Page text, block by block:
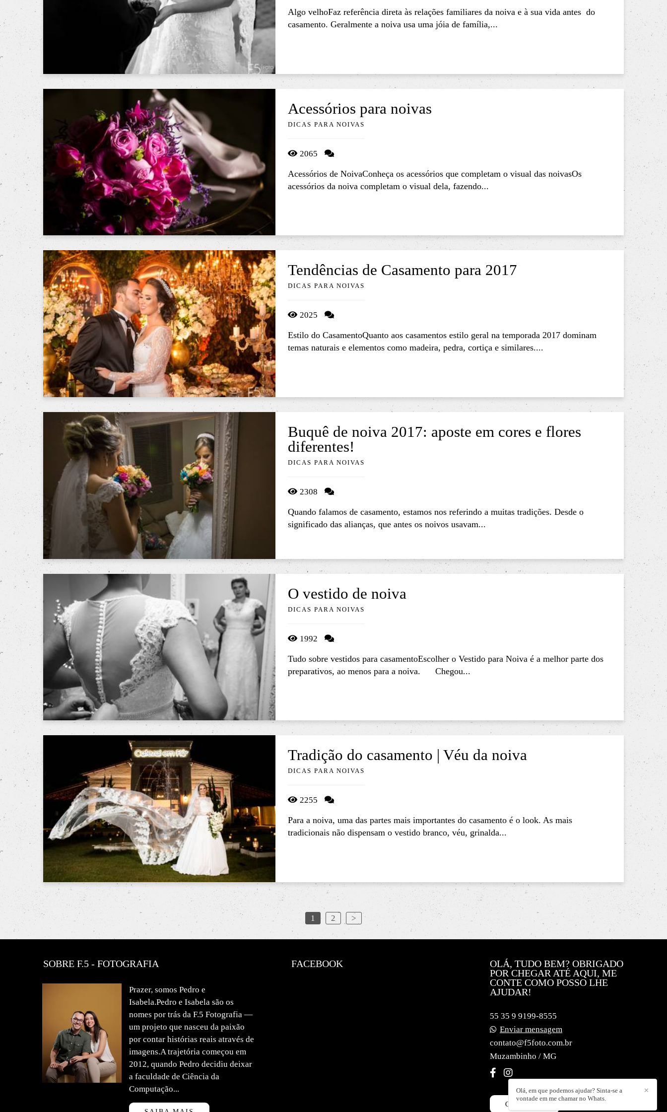
Algo velhoFaz referência direta às relações familiares da noiva e à sua vida antes do
casamento. Geralmente a noiva usa uma jóia de família,...
Acessórios para noivas
DICAS PARA NOIVAS
2065
Acessórios de NoivaConheça os acessórios que completam o visual das noivasOs
acessórios da noiva completam o visual dela, fazendo...
Tendências de Casamento para 2017
DICAS PARA NOIVAS
2025
Estilo do CasamentoQuanto aos casamentos estilo geral na temporada 2017 dominam
temas naturais e elementos como madeira, pedra, cortiça e similares....
Buquê de noiva 2017: aposte em cores e flores
diferentes!
DICAS PARA NOIVAS
2308
Quando falamos de casamento, estamos nos referindo a muitas tradições. Desde o
significado das alianças, que antes os noivos usavam...
O vestido de noiva
DICAS PARA NOIVAS
1992
Tudo sobre vestidos para casamentoEscolher o Vestido para Noiva é a melhor parte dos
preparativos, ao menos para a noiva. Chegou...
Tradição do casamento | Véu da noiva
DICAS PARA NOIVAS
2255
Para a noiva, uma das partes mais importantes do casamento é o look. As mais
tradicionais não dispensam o vestido branco, véu, grinalda...
1 2 >
SOBRE F.5 - FOTOGRAFIA
Prazer, somos Pedro e
Isabela.Pedro e Isabela são os
nomes por trás da F.5 Fotografia —
um projeto que nasceu da paixão
por contar histórias reais através de
imagens.A trajetória começou em
2012, quando Pedro decidiu deixar
a faculdade de Ciência da
Computação...
FACEBOOK
OLÁ, TUDO BEM? OBRIGADO
POR CHEGAR ATÉ AQUI, ME
CONTE COMO POSSO LHE
AJUDAR!
55 35 9 9199-8555
Enviar mensagem
contato@f5foto.com.br
Muzambinho / MG
CONTATO
✕
Olá, em que podemos ajudar? Sinta-se a
vontade em me chamar no Whats.